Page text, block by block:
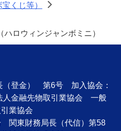
くじ等）
>
ロウィンジャンボミニ）
（登金） 第6号 加入協会：
人金融先物取引業協会 一般
業協会
東財務局長（代信）第58